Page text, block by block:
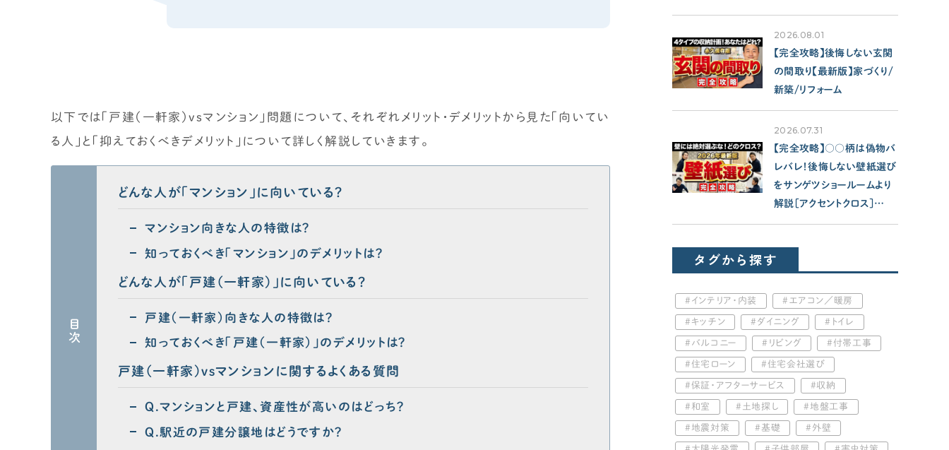
【クルー専用】ログインページ
以下では「戸建（一軒家）vsマンション」問題について、それぞれメリット・デメリットから見た「向いてい
る人」と「抑えておくべきデメリット」について詳しく解説していきます。
目次
どんな人が「マンション」に向いている？
マンション向きな人の特徴は？
知っておくべき「マンション」のデメリットは？
どんな人が「戸建（一軒家）」に向いている？
戸建（一軒家）向きな人の特徴は？
知っておくべき「戸建（一軒家）」のデメリットは？
戸建（一軒家）vsマンションに関するよくある質問
Q.マンションと戸建、資産性が高いのはどっち？
Q.駅近の戸建分譲地はどうですか？
ー］【2026年最新版】家づく
り/新築/注文住宅
2026.08.01
【完全攻略】後悔しない玄関
の間取り【最新版】家づくり/
新築/リフォーム
2026.07.31
【完全攻略】○○柄は偽物バ
レバレ！後悔しない壁紙選び
をサンゲツショールームより
解説［アクセントクロス］
【2026年最新版】家づくり/
タグから探す
インテリア・内装 エアコン／暖房
キッチン ダイニング トイレ
バルコニー リビング 付帯工事
住宅ローン 住宅会社選び
保証・アフターサービス 収納
和室 土地探し 地盤工事
地震対策 基礎 外壁